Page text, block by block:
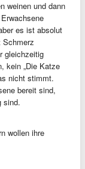
weinen und dann
es ist absolut
Schmerz
gleichzeitig
kein „Die Katze
nicht stimmt.
bereit sind,
sind.
wollen ihre